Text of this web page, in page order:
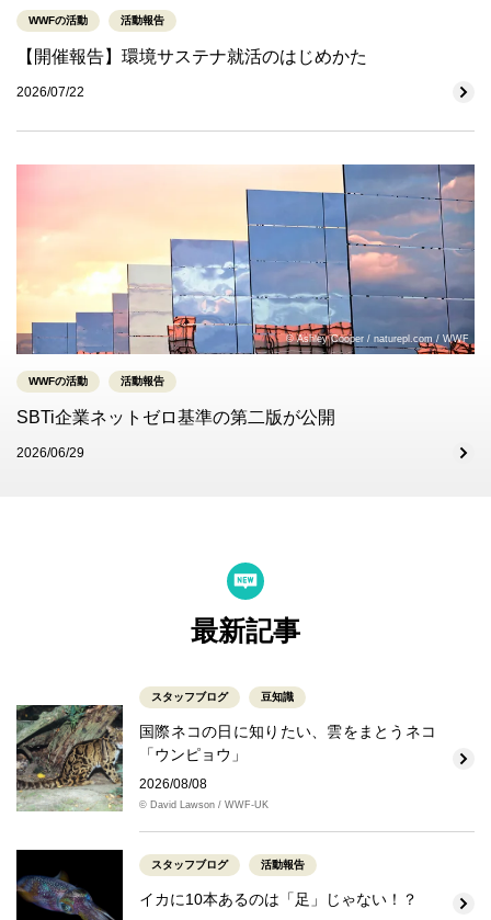
WWFの活動 活動報告
【開催報告】環境サステナ就活のはじめかた
2026/07/22
© Ashley Cooper / naturepl.com / WWF
WWFの活動 活動報告
SBTi企業ネットゼロ基準の第二版が公開
2026/06/29
最新記事
スタッフブログ 豆知識
国際ネコの日に知りたい、雲をまとうネコ
「ウンピョウ」
2026/08/08
© David Lawson / WWF-UK
スタッフブログ 活動報告
イカに10本あるのは「足」じゃない！？